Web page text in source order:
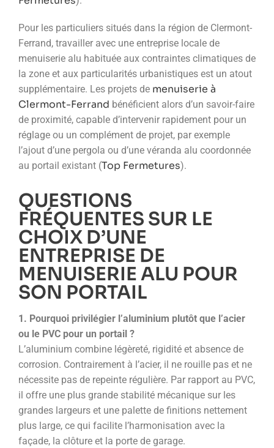
Pour les particuliers situés dans la région de Clermont-
Ferrand, travailler avec une entreprise locale de
menuiserie alu habituée aux contraintes climatiques de
la zone et aux particularités urbanistiques est un atout
supplémentaire. Les projets de menuiserie à
Clermont-Ferrand bénéficient alors d’un savoir-faire
de proximité, capable d’intervenir rapidement pour un
réglage ou un complément de projet, par exemple
l’ajout d’une pergola ou d’une véranda alu coordonnée
au portail existant (Top Fermetures).
QUESTIONS
FRÉQUENTES SUR LE
CHOIX D’UNE
ENTREPRISE DE
MENUISERIE ALU POUR
SON PORTAIL
1. Pourquoi privilégier l’aluminium plutôt que l’acier
ou le PVC pour un portail ?
L’aluminium combine légèreté, rigidité et absence de
corrosion. Contrairement à l’acier, il ne rouille pas et ne
nécessite pas de repeinte régulière. Par rapport au PVC,
il offre une plus grande stabilité mécanique sur les
grandes largeurs et une palette de finitions nettement
plus large, ce qui facilite l’harmonisation avec la
façade, la clôture et la porte de garage.